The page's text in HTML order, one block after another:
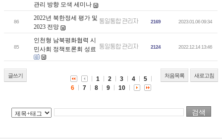
관리 방향 모색 세미나
86
2022년 북한정세 평가 및
2023 전망
통일통합 관리자 2169 2023.01.06 09:34
85
인천형 남북평화협력 시
민사회 정책토론회 성료 통일통합 관리자 2124 2022.12.14 13:46
글쓰기 처음목록 새로고침
1 2 3 4
5
6
7 8 9 10